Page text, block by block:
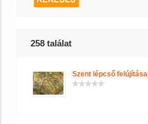
258 találat
Szent lépcső felújítása